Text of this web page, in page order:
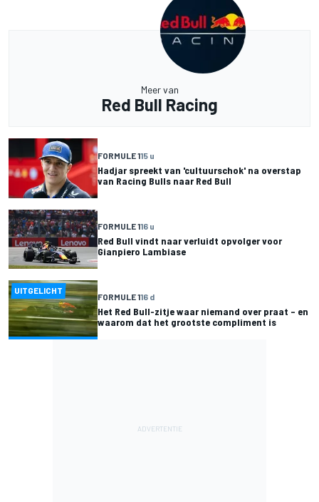
Meer van
Red Bull Racing
FORMULE 115 u
Hadjar spreekt van 'cultuurschok' na overstap
van Racing Bulls naar Red Bull
FORMULE 116 u
Red Bull vindt naar verluidt opvolger voor
Gianpiero Lambiase
UITGELICHT
FORMULE 116 d
Het Red Bull-zitje waar niemand over praat – en
waarom dat het grootste compliment is